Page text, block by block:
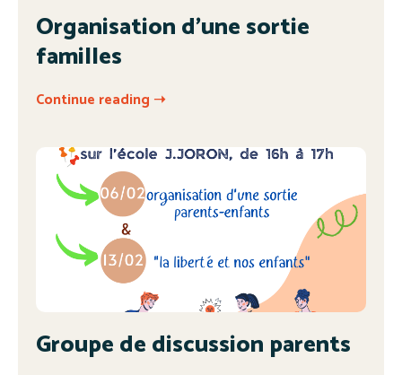
Organisation d’une sortie
familles
Continue reading ➝
Groupe de discussion parents